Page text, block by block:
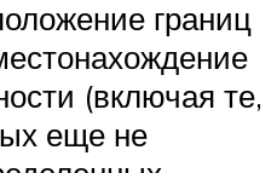
границ
(включая те,
еще не